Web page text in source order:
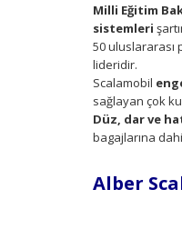
Milli Eğitim
sistemleri
50 uluslararası
lideridir.
Scalamobil
sağlayan çok
Düz, dar ve
bagajlarına
Alber